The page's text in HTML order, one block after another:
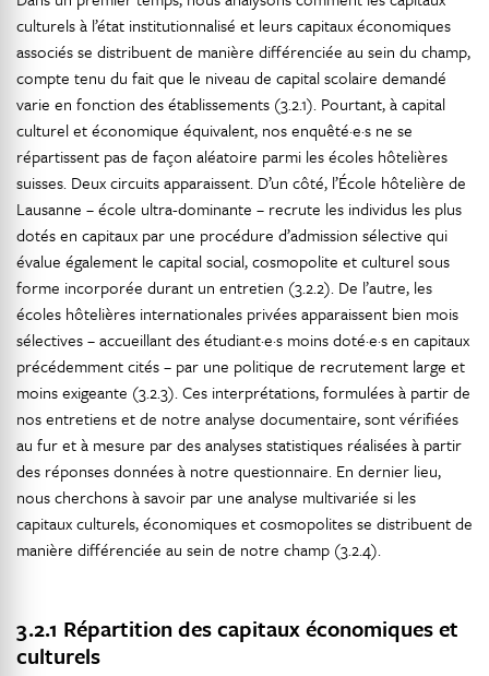
culturels à l’état institutionnalisé et leurs capitaux économiques
associés se distribuent de manière différenciée au sein du champ,
compte tenu du fait que le niveau de capital scolaire demandé
varie en fonction des établissements (3.2.1). Pourtant, à capital
culturel et économique équivalent, nos enquêté·e·s ne se
répartissent pas de façon aléatoire parmi les écoles hôtelières
suisses. Deux circuits apparaissent. D’un côté, l’École hôtelière de
Lausanne – école ultra-dominante – recrute les individus les plus
dotés en capitaux par une procédure d’admission sélective qui
évalue également le capital social, cosmopolite et culturel sous
forme incorporée durant un entretien (3.2.2). De l’autre, les
écoles hôtelières internationales privées apparaissent bien mois
sélectives – accueillant des étudiant·e·s moins doté·e·s en capitaux
précédemment cités – par une politique de recrutement large et
moins exigeante (3.2.3). Ces interprétations, formulées à partir de
nos entretiens et de notre analyse documentaire, sont vérifiées
au fur et à mesure par des analyses statistiques réalisées à partir
des réponses données à notre questionnaire. En dernier lieu,
nous cherchons à savoir par une analyse multivariée si les
capitaux culturels, économiques et cosmopolites se distribuent de
manière différenciée au sein de notre champ (3.2.4).
3.2.1 Répartition des capitaux économiques et
culturels